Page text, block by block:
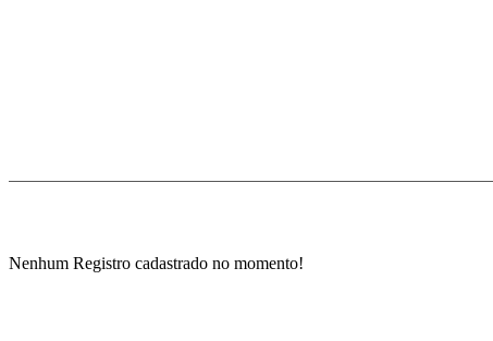
Nenhum Registro cadastrado no momento!